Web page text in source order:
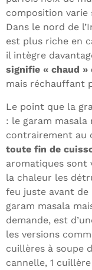
composition varie
Dans le nord de
est plus riche en
il intègre
signifie « chaud »
mais réchauffant
Le point que la
: le garam
contrairement au
toute fin de
aromatiques sont
la chaleur les
feu juste avant
garam masala
demande, est
les versions
cuillères à soupe
cannelle, 1